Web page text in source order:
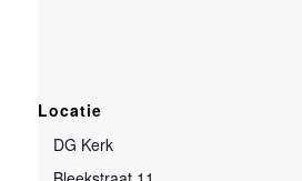
Locatie
DG Kerk